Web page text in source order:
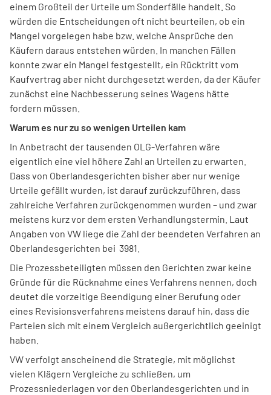
einem Großteil der Urteile um Sonderfälle handelt. So
würden die Entscheidungen oft nicht beurteilen, ob ein
Mangel vorgelegen habe bzw. welche Ansprüche den
Käufern daraus entstehen würden. In manchen Fällen
konnte zwar ein Mangel festgestellt, ein Rücktritt vom
Kaufvertrag aber nicht durchgesetzt werden, da der Käufer
zunächst eine Nachbesserung seines Wagens hätte
fordern müssen.
Warum es nur zu so wenigen Urteilen kam
In Anbetracht der tausenden OLG-Verfahren wäre
eigentlich eine viel höhere Zahl an Urteilen zu erwarten.
Dass von Oberlandesgerichten bisher aber nur wenige
Urteile gefällt wurden, ist darauf zurückzuführen, dass
zahlreiche Verfahren zurückgenommen wurden – und zwar
meistens kurz vor dem ersten Verhandlungstermin. Laut
Angaben von VW liege die Zahl der beendeten Verfahren an
Oberlandesgerichten bei 3981.
Die Prozessbeteiligten müssen den Gerichten zwar keine
Gründe für die Rücknahme eines Verfahrens nennen, doch
deutet die vorzeitige Beendigung einer Berufung oder
eines Revisionsverfahrens meistens darauf hin, dass die
Parteien sich mit einem Vergleich außergerichtlich geeinigt
haben.
VW verfolgt anscheinend die Strategie, mit möglichst
vielen Klägern Vergleiche zu schließen, um
Prozessniederlagen vor den Oberlandesgerichten und in